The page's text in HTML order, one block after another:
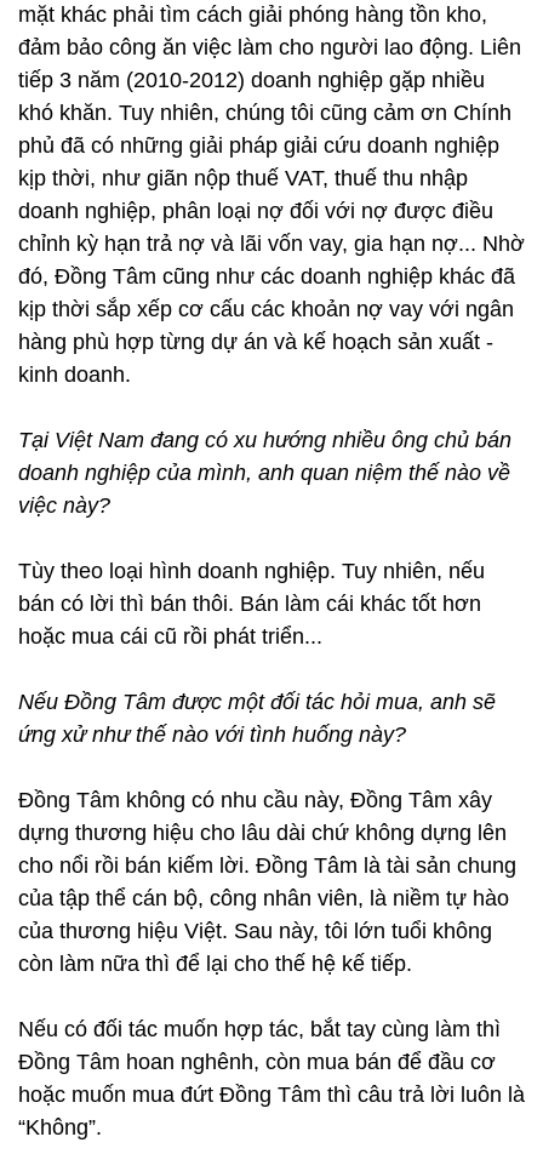
mặt khác phải tìm cách giải phóng hàng tồn kho,
đảm bảo công ăn việc làm cho người lao động. Liên
tiếp 3 năm (2010-2012) doanh nghiệp gặp nhiều
khó khăn. Tuy nhiên, chúng tôi cũng cảm ơn Chính
phủ đã có những giải pháp giải cứu doanh nghiệp
kịp thời, như giãn nộp thuế VAT, thuế thu nhập
doanh nghiệp, phân loại nợ đối với nợ được điều
chỉnh kỳ hạn trả nợ và lãi vốn vay, gia hạn nợ... Nhờ
đó, Đồng Tâm cũng như các doanh nghiệp khác đã
kịp thời sắp xếp cơ cấu các khoản nợ vay với ngân
hàng phù hợp từng dự án và kế hoạch sản xuất -
kinh doanh.
Tại Việt Nam đang có xu hướng nhiều ông chủ bán
doanh nghiệp của mình, anh quan niệm thế nào về
việc này?
Tùy theo loại hình doanh nghiệp. Tuy nhiên, nếu
bán có lời thì bán thôi. Bán làm cái khác tốt hơn
hoặc mua cái cũ rồi phát triển...
Nếu Đồng Tâm được một đối tác hỏi mua, anh sẽ
ứng xử như thế nào với tình huống này?
Đồng Tâm không có nhu cầu này, Đồng Tâm xây
dựng thương hiệu cho lâu dài chứ không dựng lên
cho nổi rồi bán kiếm lời. Đồng Tâm là tài sản chung
của tập thể cán bộ, công nhân viên, là niềm tự hào
của thương hiệu Việt. Sau này, tôi lớn tuổi không
còn làm nữa thì để lại cho thế hệ kế tiếp.
Nếu có đối tác muốn hợp tác, bắt tay cùng làm thì
Đồng Tâm hoan nghênh, còn mua bán để đầu cơ
hoặc muốn mua đứt Đồng Tâm thì câu trả lời luôn là
“Không”.